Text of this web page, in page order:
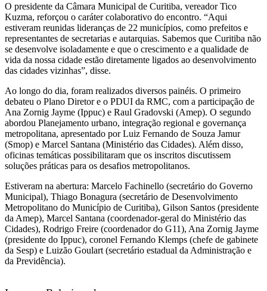
O presidente da Câmara Municipal de Curitiba, vereador Tico
Kuzma, reforçou o caráter colaborativo do encontro. “Aqui
estiveram reunidas lideranças de 22 municípios, como prefeitos e
representantes de secretarias e autarquias. Sabemos que Curitiba não
se desenvolve isoladamente e que o crescimento e a qualidade de
vida da nossa cidade estão diretamente ligados ao desenvolvimento
das cidades vizinhas”, disse.
Ao longo do dia, foram realizados diversos painéis. O primeiro
debateu o Plano Diretor e o PDUI da RMC, com a participação de
Ana Zornig Jayme (Ippuc) e Raul Gradovski (Amep). O segundo
abordou Planejamento urbano, integração regional e governança
metropolitana, apresentado por Luiz Fernando de Souza Jamur
(Smop) e Marcel Santana (Ministério das Cidades). Além disso,
oficinas temáticas possibilitaram que os inscritos discutissem
soluções práticas para os desafios metropolitanos.
Estiveram na abertura: Marcelo Fachinello (secretário do Governo
Municipal), Thiago Bonagura (secretário de Desenvolvimento
Metropolitano do Município de Curitiba), Gilson Santos (presidente
da Amep), Marcel Santana (coordenador-geral do Ministério das
Cidades), Rodrigo Freire (coordenador do G11), Ana Zornig Jayme
(presidente do Ippuc), coronel Fernando Klemps (chefe de gabinete
da Sesp) e Luizão Goulart (secretário estadual da Administração e
da Previdência).